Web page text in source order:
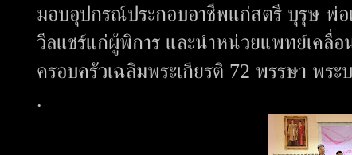
มอบอุปกรณ์ประกอบอาชีพแก่สตรี บุรุษ พ่อ
วีลแชร์แก่ผู้พิการ และนำหน่วยแพทย์เคลื่
ครอบครัวเฉลิมพระเกียรติ 72 พรรษา พร
.